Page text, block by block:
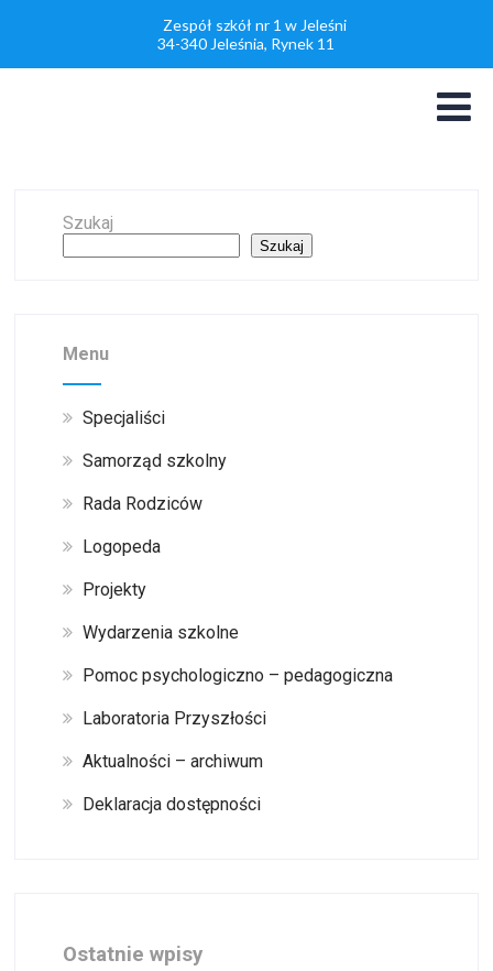
Zespół szkół nr 1 w Jeleśni
34-340 Jeleśnia, Rynek 11
Szukaj
Szukaj
Menu
Specjaliści
Samorząd szkolny
Rada Rodziców
Logopeda
Projekty
Wydarzenia szkolne
Pomoc psychologiczno – pedagogiczna
Laboratoria Przyszłości
Aktualności – archiwum
Deklaracja dostępności
Ostatnie wpisy